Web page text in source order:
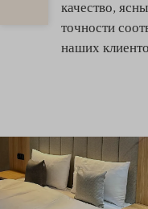
качество,
точности
наших